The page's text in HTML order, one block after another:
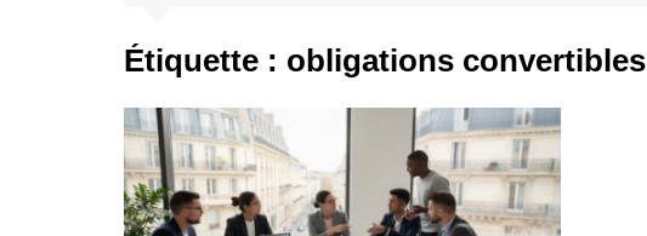
Étiquette : obligations convertibles